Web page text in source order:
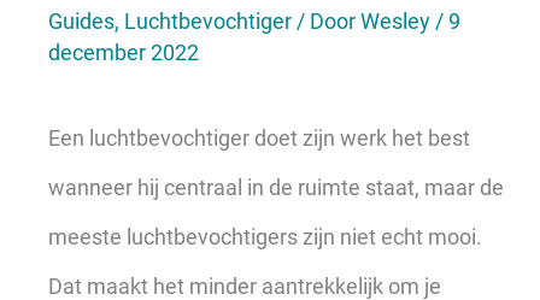
Guides, Luchtbevochtiger / DoorWesley /9
december 2022
Een luchtbevochtiger doet zijn werk het best
wanneer hij centraal in de ruimte staat, maar de
meeste luchtbevochtigers zijn niet echt mooi.
Dat maakt het minder aantrekkelijk om je